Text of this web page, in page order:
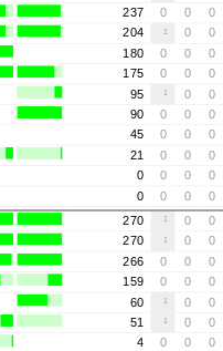
237 0 0 0
204 1 0 0
180 0 0 0
175 0 0 0
95 1 0 0
90 0 0 0
45 0 0 0
21 0 0 0
0 0 0 0
0 0 0 0
270 1 0 0
270 1 0 0
266 0 0 0
159 0 0 0
60 1 0 0
51 1 0 0
4 0 0 0